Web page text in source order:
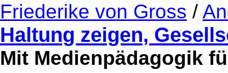
Friederike von Gross /
Haltung zeigen,
Mit Medienpädagogik